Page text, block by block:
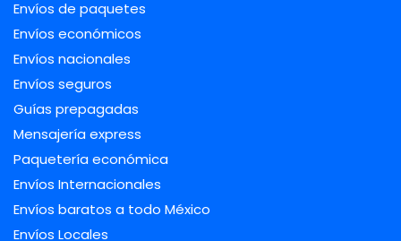
Envíos de paquetes
Envíos económicos
Envíos nacionales
Envíos seguros
Guías prepagadas
Mensajería express
Paquetería económica
Envíos Internacionales
Envíos baratos a todo México
Envíos Locales